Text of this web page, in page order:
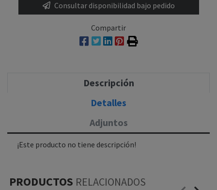
Consultar disponibilidad bajo pedido
Compartir
Descripción
Detalles
Adjuntos
¡Este producto no tiene descripción!
PRODUCTOS RELACIONADOS